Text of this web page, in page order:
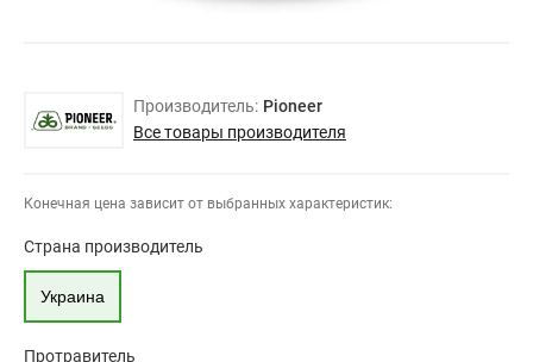
Производитель: Pioneer
Все товары производителя
Конечная цена зависит от выбранных характеристик:
Страна производитель
Украина
Протравитель